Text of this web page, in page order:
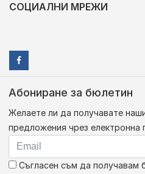
СОЦИАЛНИ МРЕЖИ
Абониране за бюлетин
Желаете ли да получавате
предложения чрез електронна
Съгласен съм да получавам